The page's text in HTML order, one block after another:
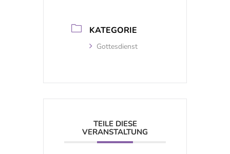
KATEGORIE
Gottesdienst
TEILE DIESE
VERANSTALTUNG